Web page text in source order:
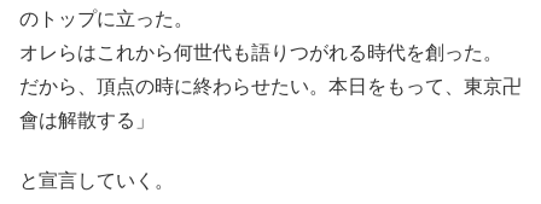
のトップに立った。
オレらはこれから何世代も語りつがれる時代を創った。
だから、頂点の時に終わらせたい。本日をもって、東京卍
會は解散する」
と宣言していく。